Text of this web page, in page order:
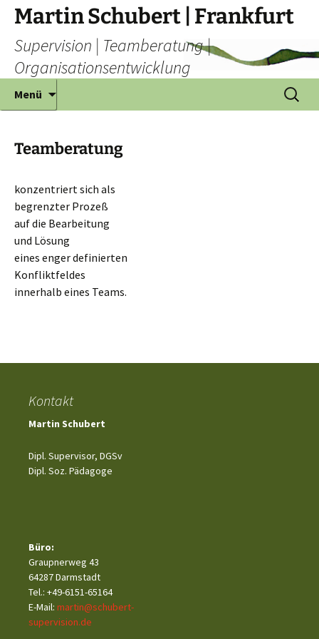
Zum
Inhalt
springen
Martin Schubert | Frankfurt
Supervision | Teamberatung |
Organisationsentwicklung
Menü
Suchen
nach:
Teamberatung
konzentriert sich als
begrenzter Prozeß
auf die Bearbeitung
und Lösung
eines enger definierten
Konfliktfeldes
innerhalb eines Teams.
Kontakt
Martin Schubert
Dipl. Supervisor, DGSv
Dipl. Soz. Pädagoge
Büro:
Graupnerweg 43
64287 Darmstadt
Tel.: +49-6151-65164
E-Mail: martin@schubert-
supervision.de